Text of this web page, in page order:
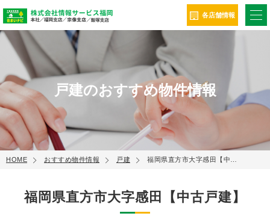
各店舗情報
戸建のおすすめ物件情報
HOME おすすめ物件情報 戸建 福岡県直方市大字感田【中…
福岡県直方市大字感田【中古戸建】